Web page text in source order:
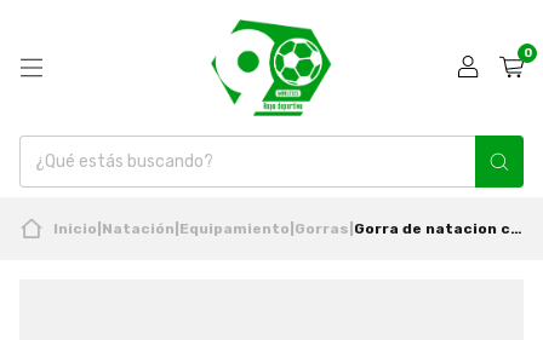
0
Inicio Natación Equipamiento Gorras Gorra de natacion clasica Recycled Silicona Nueva Arena